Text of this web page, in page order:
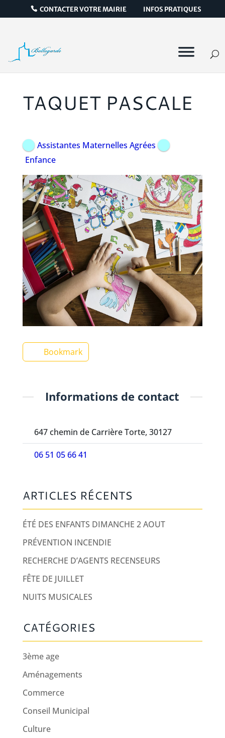
CONTACTER VOTRE MAIRIE INFOS PRATIQUES
TAQUET PASCALE
Assistantes Maternelles Agrées
Enfance
Bookmark
Informations de contact
647 chemin de Carrière Torte, 30127
06 51 05 66 41
ARTICLES RÉCENTS
ÉTÉ DES ENFANTS DIMANCHE 2 AOUT
PRÉVENTION INCENDIE
RECHERCHE D’AGENTS RECENSEURS
FÊTE DE JUILLET
NUITS MUSICALES
CATÉGORIES
3ème age
Aménagements
Commerce
Conseil Municipal
Culture